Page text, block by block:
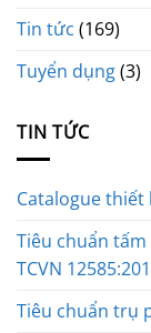
Tin tức (169)
Tuyển dụng(3)
TIN TỨC
Catalogue thiết
Tiêu chuẩn
TCVN
Tiêu chuẩn trụ